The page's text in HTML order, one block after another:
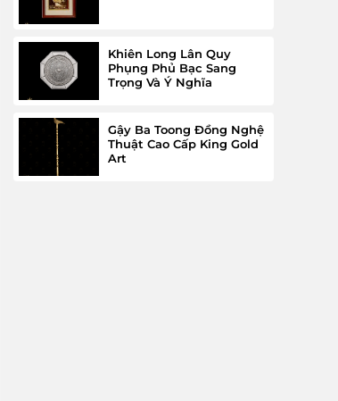
Khiên Long Lân Quy
Phụng Phủ Bạc Sang
Trọng Và Ý Nghĩa
Gậy Ba Toong Đồng Nghệ
Thuật Cao Cấp King Gold
Art